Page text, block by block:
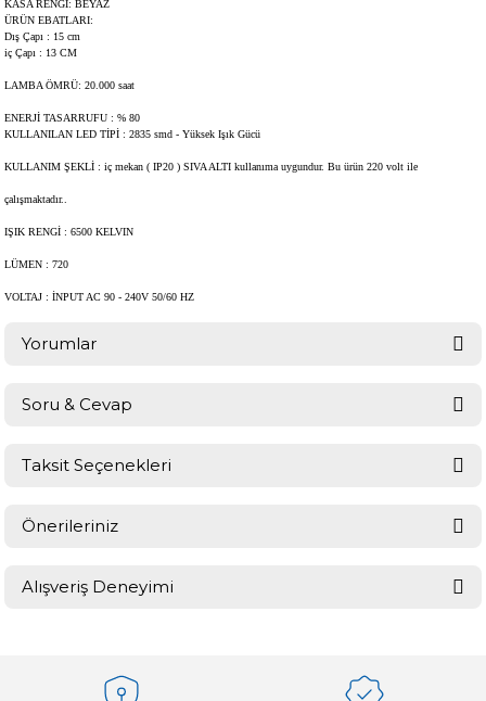
KASA RENGİ: BEYAZ
ÜRÜN EBATLARI:
Dış Çapı : 15 cm
iç Çapı : 13 CM
LAMBA ÖMRÜ: 20.000 saat
ENERJİ TASARRUFU : % 80
KULLANILAN LED TİPİ : 2835 smd - Yüksek Işık Gücü
KULLANIM ŞEKLİ : iç mekan ( IP20 ) SIVA ALTI kullanıma uygundur. Bu ürün 220 volt ile
çalışmaktadır..
IŞIK RENGİ : 6500 KELVIN
LÜMEN : 720
VOLTAJ : İNPUT AC 90 - 240V 50/60 HZ
Yorumlar
Soru & Cevap
Taksit Seçenekleri
Önerileriniz
konularda yetersiz gördüğünüz noktaları öneri formunu kullanarak
Ürün resmi kalitesiz, bozuk veya görüntülenemiyor.
Alışveriş Deneyimi